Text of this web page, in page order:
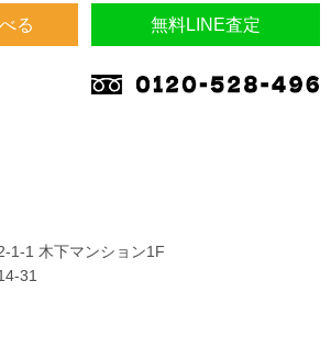
る 無料LINE査定
1-1 木下マンション1F
31